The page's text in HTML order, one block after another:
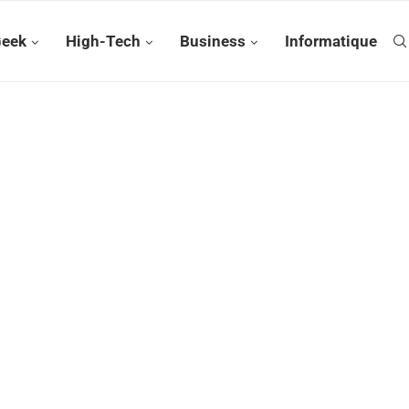
High-Tech Business Informatique